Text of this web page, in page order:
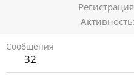
Регистрация
Активность
Сообщения
32